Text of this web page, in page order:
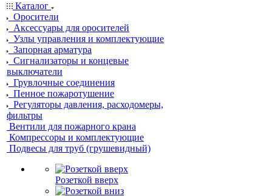
Каталог
Оросители
Аксессуары для оросителей
Узлы управления и комплектующие
Запорная арматура
Сигнализаторы и концевые
выключатели
Грувлочные соединения
Пенное пожаротушение
Регуляторы давления, расходомеры,
фильтры
Вентили для пожарного крана
Компрессоры и комплектующие
Подвесы для труб (грушевидный)
Розеткой вверх